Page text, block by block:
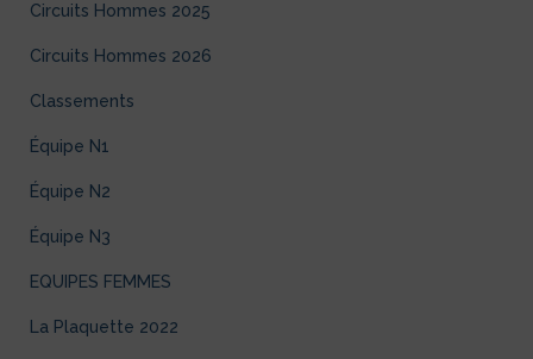
Circuits Hommes 2025
Circuits Hommes 2026
Classements
Équipe N1
Équipe N2
Équipe N3
EQUIPES FEMMES
La Plaquette 2022